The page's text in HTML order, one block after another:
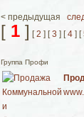
< предыдущая
[ 1 ] [2 ] [3 ] [4 ] [
Группа Профи